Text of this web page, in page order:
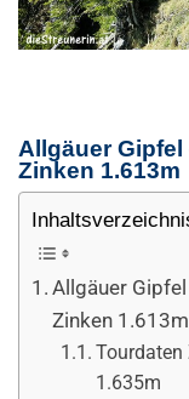
Allgäuer Gipfel
Zinken 1.613m
Allgäuer
Zinken 1.613m
Tourdaten
1.635m